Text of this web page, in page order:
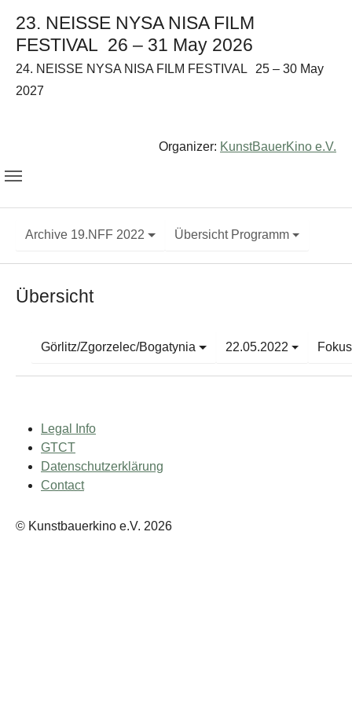
23. NEISSE NYSA NISA FILM
FESTIVAL 26 – 31 May 2026
24. NEISSE NYSA NISA FILM FESTIVAL
25 – 30 May
2027
Organizer: KunstBauerKino e.V.
Archive 19.NFF 2022 Übersicht Programm
Übersicht
Görlitz/Zgorzelec/Bogatynia 22.05.2022
Legal Info
GTCT
Datenschutzerklärung
Contact
© Kunstbauerkino e.V. 2026